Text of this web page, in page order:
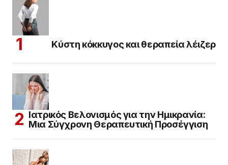
Κύστη κόκκυγος και θεραπεία λέιζερ
Ιατρικός Βελονισμός για την Ημικρανία:
Μια Σύγχρονη Θεραπευτική Προσέγγιση